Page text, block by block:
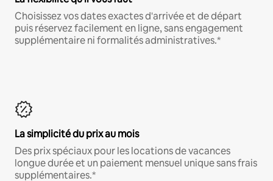
Choisissez vos dates exactes d'arrivée et de départ
puis réservez facilement en ligne, sans engagement
supplémentaire ni formalités administratives.*
La simplicité du prix au mois
Des prix spéciaux pour les locations de vacances
longue durée et un paiement mensuel unique sans frais
supplémentaires.*